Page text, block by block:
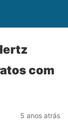
com
5 anos atrás